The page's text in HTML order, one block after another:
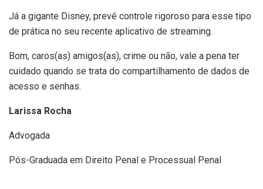
Já a gigante Disney, prevê controle rigoroso para esse tipo
de prática no seu recente aplicativo de streaming.
Bom, caros(as) amigos(as), crime ou não, vale a pena ter
cuidado quando se trata do compartilhamento de dados de
acesso e senhas.
Larissa Rocha
Advogada
Pós-Graduada em Direito Penal e Processual Penal